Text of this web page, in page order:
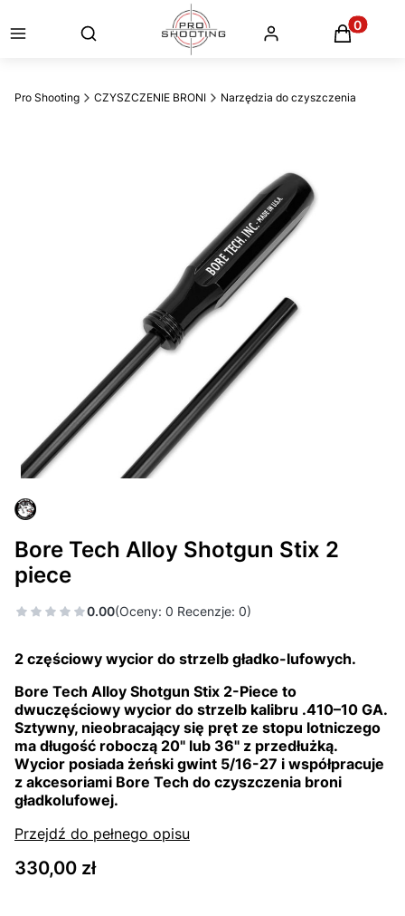
Otwórz wyszukiwarkę
Pro Shooting CZYSZCZENIE BRONI Narzędzia do czyszczenia
Bore Tech Alloy Shotgun Stix 2
piece
0.00(Oceny: 0 Recenzje: 0)
2 częściowy wycior do strzelb gładko-lufowych.
Bore Tech Alloy Shotgun Stix 2-Piece to
dwuczęściowy wycior do strzelb kalibru .410–10 GA.
Sztywny, nieobracający się pręt ze stopu lotniczego
ma długość roboczą 20" lub 36" z przedłużką.
Wycior posiada żeński gwint 5/16-27 i współpracuje
z akcesoriami Bore Tech do czyszczenia broni
gładkolufowej.
Przejdź do pełnego opisu
Cena
330,00 zł